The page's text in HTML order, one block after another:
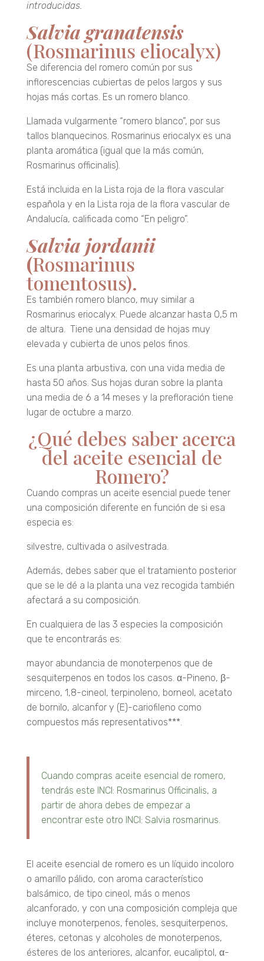
introducidas.
Salvia granatensis
(Rosmarinus eliocalyx)
Se diferencia del romero común por sus
inflorescencias cubiertas de pelos largos y sus
hojas más cortas. Es un romero blanco.
Llamada vulgarmente “romero blanco”, por sus
tallos blanquecinos. Rosmarinus eriocalyx es una
planta aromática (igual que la más común,
Rosmarinus officinalis).
Está incluida en la Lista roja de la flora vascular
española y en la Lista roja de la flora vascular de
Andalucía, calificada como “En peligro”.
Salvia jordanii
(Rosmarinus
tomentosus).
Es también romero blanco, muy similar a
Rosmarinus eriocalyx. Puede alcanzar hasta 0,5 m
de altura. Tiene una densidad de hojas muy
elevada y cubierta de unos pelos finos.
Es una planta arbustiva, con una vida media de
hasta 50 años. Sus hojas duran sobre la planta
una media de 6 a 14 meses y la prefloración tiene
lugar de octubre a marzo.
¿Qué debes saber acerca
del aceite esencial de
Romero?
Cuando compras un aceite esencial puede tener
una composición diferente en función de si esa
especia es:
silvestre, cultivada o asilvestrada.
Además, debes saber que el tratamiento posterior
que se le dé a la planta una vez recogida también
afectará a su composición.
En cualquiera de las 3 especies la composición
que te encontrarás es:
mayor abundancia de monoterpenos que de
sesquiterpenos en todos los casos. α-Pineno, β-
mirceno, 1,8-cineol, terpinoleno, borneol, acetato
de bornilo, alcanfor y (E)-cariofileno como
compuestos más representativos***.
Cuando compras aceite esencial de romero,
tendrás este INCI: Rosmarinus Officinalis, a
partir de ahora debes de empezar a
encontrar este otro INCI: Salvia rosmarinus.
El aceite esencial de romero es un líquido incoloro
o amarillo pálido, con aroma característico
balsámico, de tipo cineol, más o menos
alcanforado, y con una composición compleja que
incluye monoterpenos, fenoles, sesquiterpenos,
éteres, cetonas y alcoholes de monoterpenos,
ésteres de los anteriores, alcanfor, eucaliptol, α-